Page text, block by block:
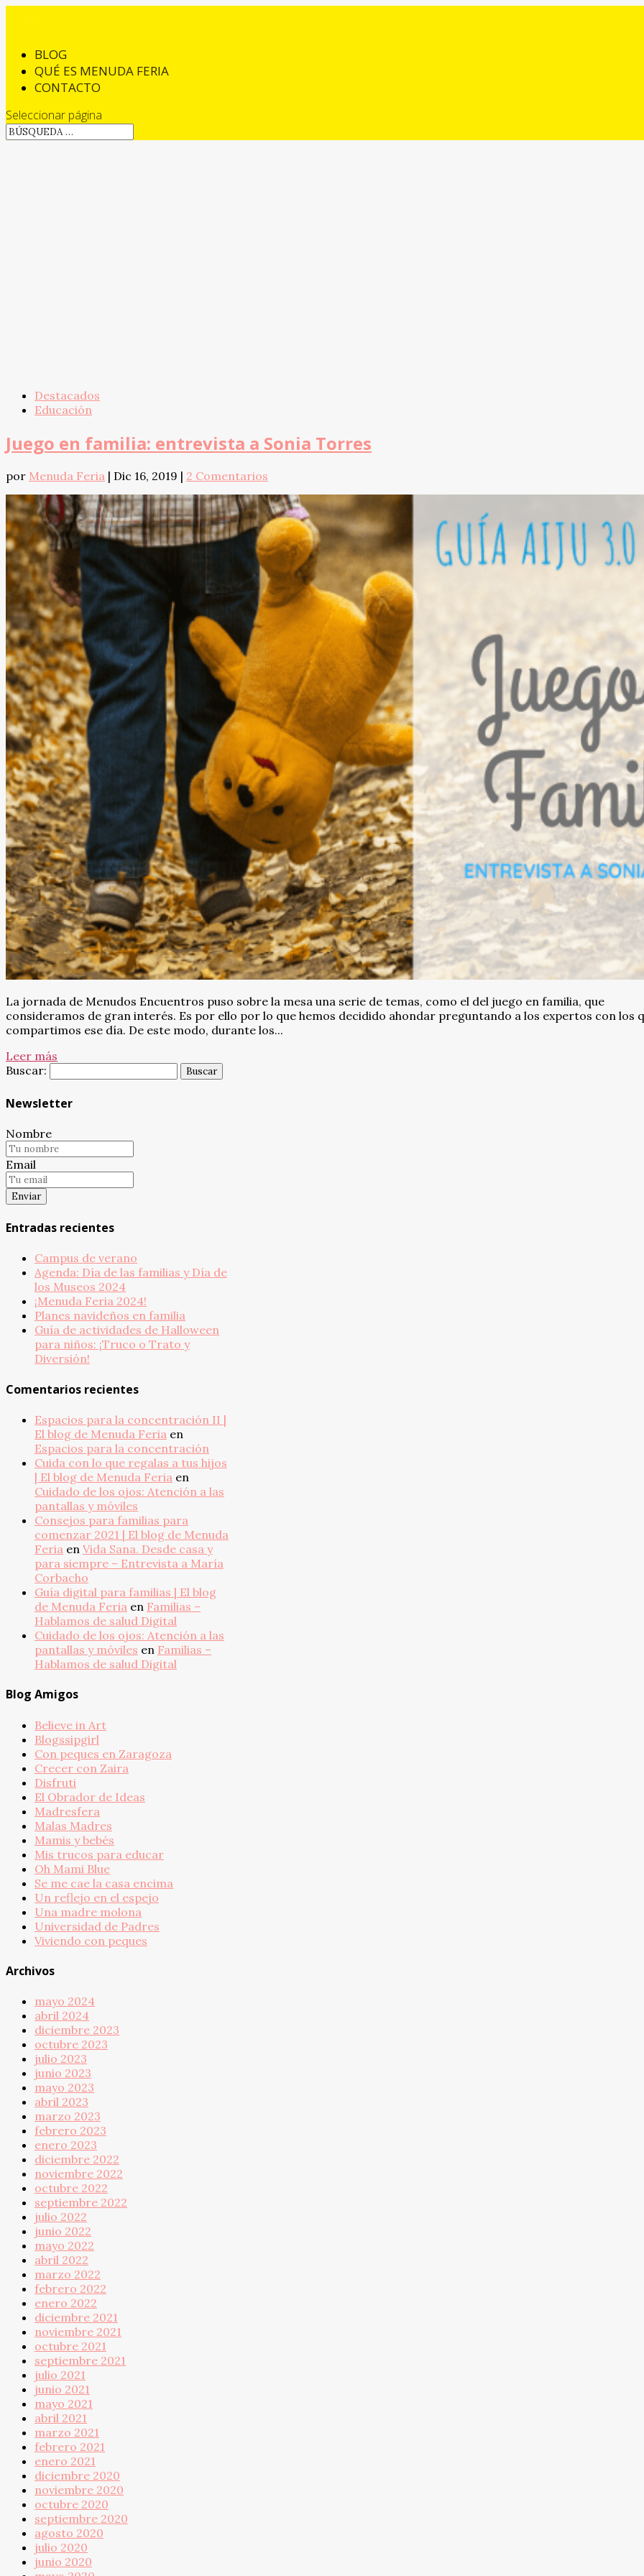
BLOG
QUÉ ES MENUDA FERIA
CONTACTO
Seleccionar página
Destacados
Educación
Juego en familia: entrevista a Sonia Torres
por Menuda Feria | Dic 16, 2019 | 2 Comentarios
La jornada de Menudos Encuentros puso sobre la mesa una serie de temas, como el del juego en familia, que
consideramos de gran interés. Es por ello por lo que hemos decidido ahondar preguntando a los expertos con los
compartimos ese día. De este modo, durante los...
Leer más
Buscar:
Newsletter
Nombre
Email
Entradas recientes
Campus de verano
Agenda: Día de las familias y Día de
los Museos 2024
¡Menuda Feria 2024!
Planes navideños en familia
Guía de actividades de Halloween
para niños: ¡Truco o Trato y
Diversión!
Comentarios recientes
Espacios para la concentración II |
El blog de Menuda Feria en
Espacios para la concentración
Cuida con lo que regalas a tus hijos
| El blog de Menuda Feria en
Cuidado de los ojos: Atención a las
pantallas y móviles
Consejos para familias para
comenzar 2021 | El blog de Menuda
Feria en Vida Sana. Desde casa y
para siempre – Entrevista a María
Corbacho
Guía digital para familias | El blog
de Menuda Feria en Familias –
Hablamos de salud Digital
Cuidado de los ojos: Atención a las
pantallas y móviles en Familias –
Hablamos de salud Digital
Blog Amigos
Believe in Art
Blogssipgirl
Con peques en Zaragoza
Crecer con Zaira
Disfruti
El Obrador de Ideas
Madresfera
Malas Madres
Mamis y bebés
Mis trucos para educar
Oh Mami Blue
Se me cae la casa encima
Un reflejo en el espejo
Una madre molona
Universidad de Padres
Viviendo con peques
Archivos
mayo 2024
abril 2024
diciembre 2023
octubre 2023
julio 2023
junio 2023
mayo 2023
abril 2023
marzo 2023
febrero 2023
enero 2023
diciembre 2022
noviembre 2022
octubre 2022
septiembre 2022
julio 2022
junio 2022
mayo 2022
abril 2022
marzo 2022
febrero 2022
enero 2022
diciembre 2021
noviembre 2021
octubre 2021
septiembre 2021
julio 2021
junio 2021
mayo 2021
abril 2021
marzo 2021
febrero 2021
enero 2021
diciembre 2020
noviembre 2020
octubre 2020
septiembre 2020
agosto 2020
julio 2020
junio 2020